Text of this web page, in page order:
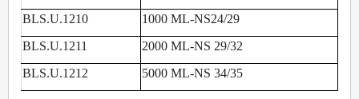
BLS.U.1210
1000 ML-NS24/29
BLS.U.1211
2000 ML-NS 29/32
BLS.U.1212
5000 ML-NS 34/35